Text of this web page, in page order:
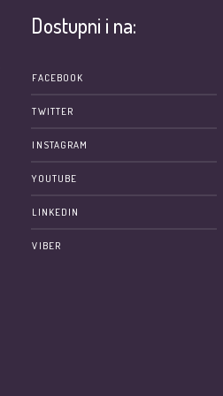
Dostupni i na:
FACEBOOK
TWITTER
INSTAGRAM
YOUTUBE
LINKEDIN
VIBER